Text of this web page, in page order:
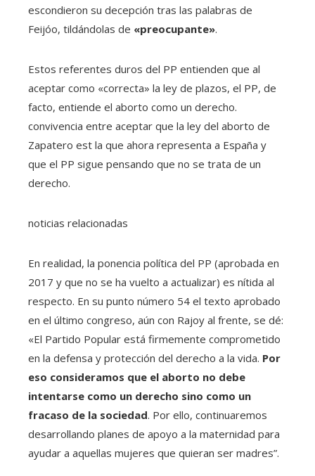
escondieron su decepción tras las palabras de
Feijóo, tildándolas de «preocupante».
Estos referentes duros del PP entienden que al
aceptar como «correcta» la ley de plazos, el PP, de
facto, entiende el aborto como un derecho.
convivencia entre aceptar que la ley del aborto de
Zapatero est la que ahora representa a España y
que el PP sigue pensando que no se trata de un
derecho.
noticias relacionadas
En realidad, la ponencia política del PP (aprobada en
2017 y que no se ha vuelto a actualizar) es nítida al
respecto. En su punto número 54 el texto aprobado
en el último congreso, aún con Rajoy al frente, se dé:
«El Partido Popular está firmemente comprometido
en la defensa y protección del derecho a la vida. Por
eso consideramos que el aborto no debe
intentarse como un derecho sino como un
fracaso de la sociedad. Por ello, continuaremos
desarrollando planes de apoyo a la maternidad para
ayudar a aquellas mujeres que quieran ser madres”.